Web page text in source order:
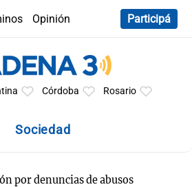
Opinión
Participá
Córdoba Rosario
Sociedad
por denuncias de abusos